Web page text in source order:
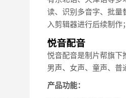
读、识别多音字、批量
入剪辑器进行后续制作
悦音配音
悦音配音是制片帮旗下
男声、女声、童声、普
产品功能：